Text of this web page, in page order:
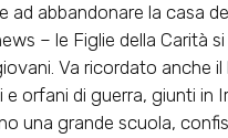
abbandonare la casa
– le Figlie della Carità
Va ricordato anche
orfani di guerra, giunti in
una grande scuola,